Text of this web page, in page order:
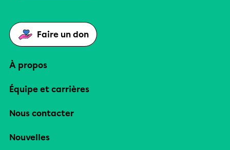
Faire un don
À propos
Équipe et carrières
Nous contacter
Nouvelles